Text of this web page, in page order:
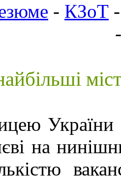
- КЗоТ
на